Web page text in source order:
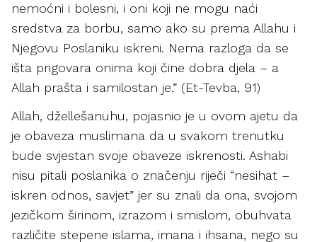
nemoćni i bolesni, i oni koji ne mogu naći
sredstva za borbu, samo ako su prema Allahu i
Njegovu Poslaniku iskreni. Nema razloga da se
išta prigovara onima koji čine dobra djela – a
Allah prašta i samilostan je.” (Et-Tevba, 91)
Allah, džellešanuhu, pojasnio je u ovom ajetu da
je obaveza muslimana da u svakom trenutku
bude svjestan svoje obaveze iskrenosti. Ashabi
nisu pitali poslanika o značenju riječi “nesihat –
iskren odnos, savjet” jer su znali da ona, svojom
jezičkom širinom, izrazom i smislom, obuhvata
različite stepene islama, imana i ihsana, nego su